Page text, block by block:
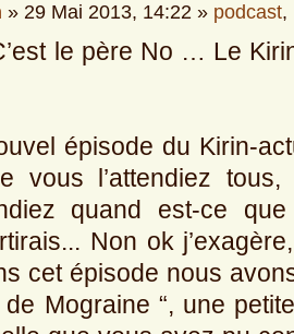
» 29 Mai 2013, 14:22 » podcast,
le père No … Le
épisode du Kirin-
vous l’attendiez tous,
quand est-ce
Non ok
cet épisode nous
Mograine “, une